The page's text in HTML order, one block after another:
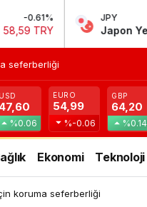
JPY 0%
Japon Yeni 0,00 TRY
seferberliği
USD
47,60
%0.06
EURO
54,99
%-0.06
GBP
64,20
%0.14
Ekonomi Teknoloji
koruma seferberliği